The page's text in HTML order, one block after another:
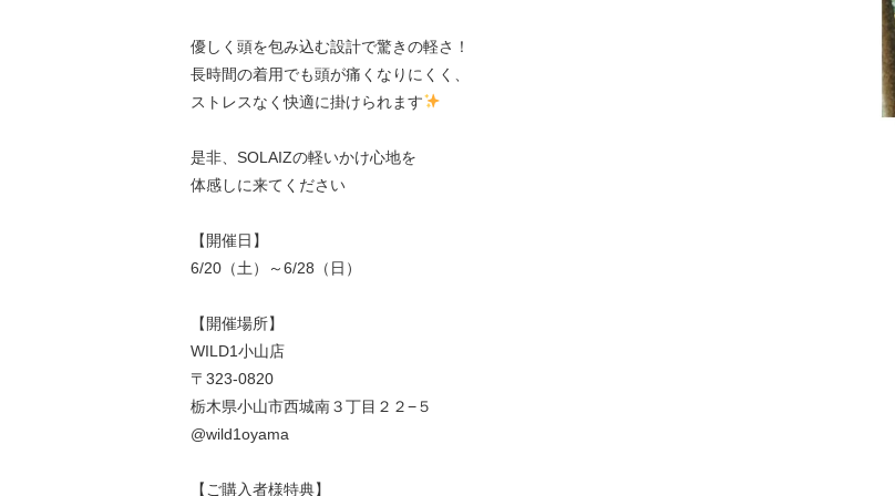
優しく頭を包み込む設計で驚きの軽さ！
長時間の着用でも頭が痛くなりにくく、
ストレスなく快適に掛けられます
是非、SOLAIZの軽いかけ心地を
体感しに来てください
【開催日】
6/20（土）～6/28（日）
【開催場所】
WILD1小山店
〒323-0820
栃木県小山市西城南３丁目２２−５
@wild1oyama
【ご購入者様特典】